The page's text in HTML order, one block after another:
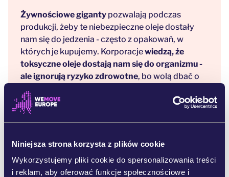
Niniejsza strona korzysta z plików cookie
Wykorzystujemy pliki cookie do spersonalizowania treści
i reklam, aby oferować funkcje społecznościowe i
Żywnościowe giganty pozwalają podczas
produkcji, żeby te niebezpieczne oleje dostały
nam się do jedzenia - często z opakowań, w
których je kupujemy. Korporacjewiedzą, że
toksyczne oleje dostają nam się do organizmu -
ale ignorują ryzyko zdrowotne, bo wolą dbać o
swoje zyski. Toksyczne oleje mineralne wykryto w
niemal połowie przetestowanych we Francji,
Niemczech i Holandii
podstawowych produktówtakich jak płatki
Dzięki presji osób takich jak Ty,Komisja
Europejskazainteresowała się tematem i spisała